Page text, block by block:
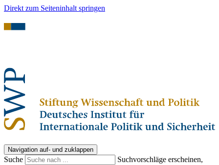
Direkt zum Seiteninhalt springen
Navigation auf- und zuklappen
Suche
Suchvorschläge erscheinen,